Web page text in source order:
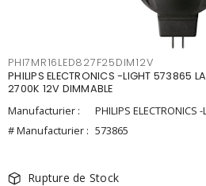
PHI7MR16LED827F25DIM12V
PHILIPS ELECTRONICS -LIGHT 573865
2700K 12V DIMMABLE
Manufacturier :
PHILIPS ELECTRONICS
# Manufacturier : 573865
Rupture de Stock